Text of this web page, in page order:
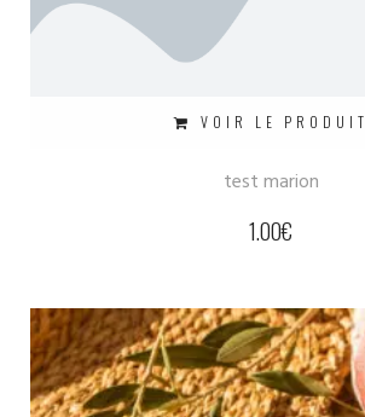
VOIR LE PRODUIT
test marion
1.00€